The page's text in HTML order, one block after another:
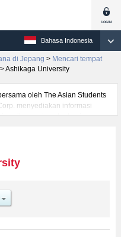
Bahasa Indonesia
di Jepang > Mencari tempat
>Ashikaga University
oleh The Asian Students
menyediakan informasi
yunior, akademi
serta berbagai informasi yang
kuota untuk jumlah
mahasiswa(i) mancanegara,